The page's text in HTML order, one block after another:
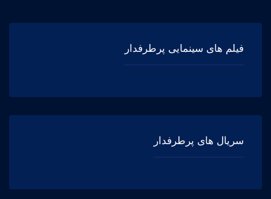
فیلم های سینمایی پرطرفدار
سریال های پرطرفدار